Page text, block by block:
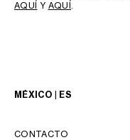
AQUÍ Y AQUÍ.
MÉXICO | ES
CONTACTO